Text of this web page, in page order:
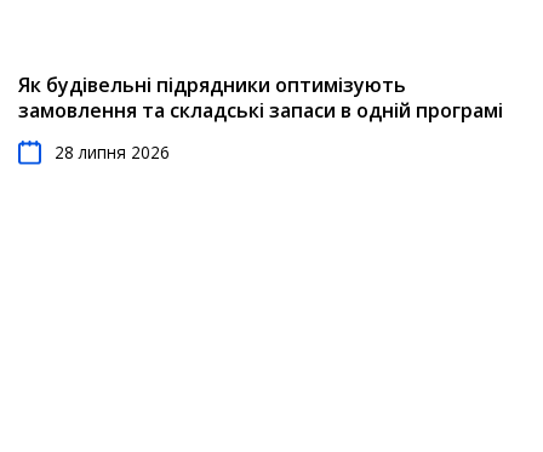
Як будівельні підрядники оптимізують
замовлення та складські запаси в одній програмі
28 липня 2026